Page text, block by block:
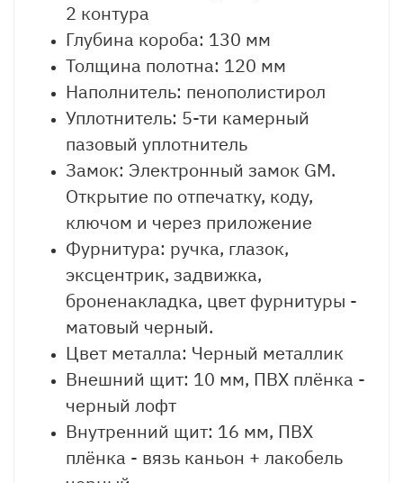
2 контура
Глубина короба: 130 мм
Толщина полотна: 120 мм
Наполнитель: пенополистирол
Уплотнитель: 5-ти камерный
пазовый уплотнитель
Замок: Электронный замок GM.
Открытие по отпечатку, коду,
ключом и через приложение
Фурнитура: ручка, глазок,
эксцентрик, задвижка,
броненакладка, цвет фурнитуры -
матовый черный.
Цвет металла: Черный металлик
Внешний щит: 10 мм, ПВХ плёнка -
черный лофт
Внутренний щит: 16 мм, ПВХ
плёнка - вязь каньон + лакобель